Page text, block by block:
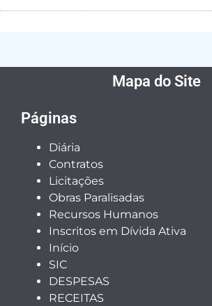
Mapa do Site
Páginas
Diária
Contratos
Licitações
Obras Paralisadas
Recursos Humanos
Inscritos em Dívida Ativa
Início
SIC
DESPESAS
RECEITAS